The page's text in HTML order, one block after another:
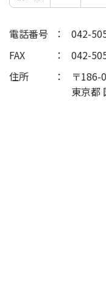
電話番号
042-
FAX
042-
住所
〒
東京都